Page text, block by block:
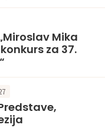
Mika
za 37.